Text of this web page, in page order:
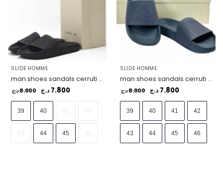
SLIDE HOMME
man shoes sandals cerruti i88i -sz. 39 black – CSSU01385-BLACK
8.900د.ج 7.800 د.ج
39 40
44 45
SLIDE HOMME
man shoes sandals cerruti i88i -sz. 39 blue – CSSU01385-BLUE
8.900د.ج 7.800 د.ج
39 40 41 42
43 44 45 46